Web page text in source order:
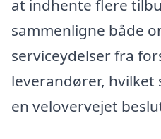
at indhente flere
sammenligne både
serviceydelser fra
leverandører,
en velovervejet